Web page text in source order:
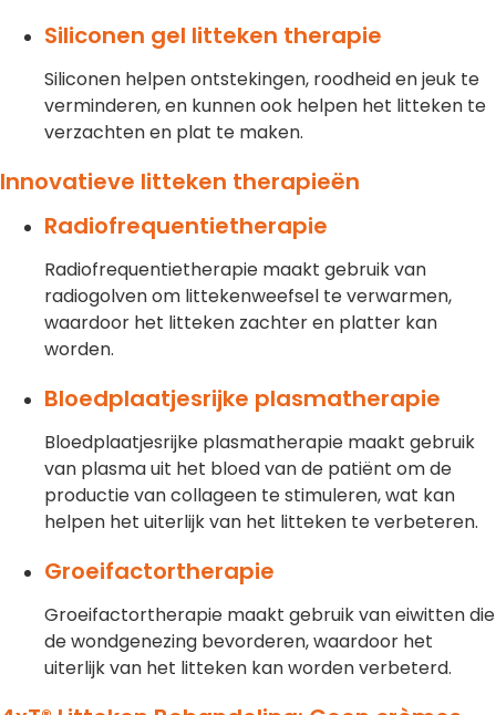
Siliconen gel litteken therapie
Siliconen helpen ontstekingen, roodheid en jeuk te
verminderen, en kunnen ook helpen het litteken te
verzachten en plat te maken.
Innovatieve litteken therapieën
Radiofrequentietherapie
Radiofrequentietherapie maakt gebruik van
radiogolven om littekenweefsel te verwarmen,
waardoor het litteken zachter en platter kan
worden.
Bloedplaatjesrijke plasmatherapie
Bloedplaatjesrijke plasmatherapie maakt gebruik
van plasma uit het bloed van de patiënt om de
productie van collageen te stimuleren, wat kan
helpen het uiterlijk van het litteken te verbeteren.
Groeifactortherapie
Groeifactortherapie maakt gebruik van eiwitten die
de wondgenezing bevorderen, waardoor het
uiterlijk van het litteken kan worden verbeterd.